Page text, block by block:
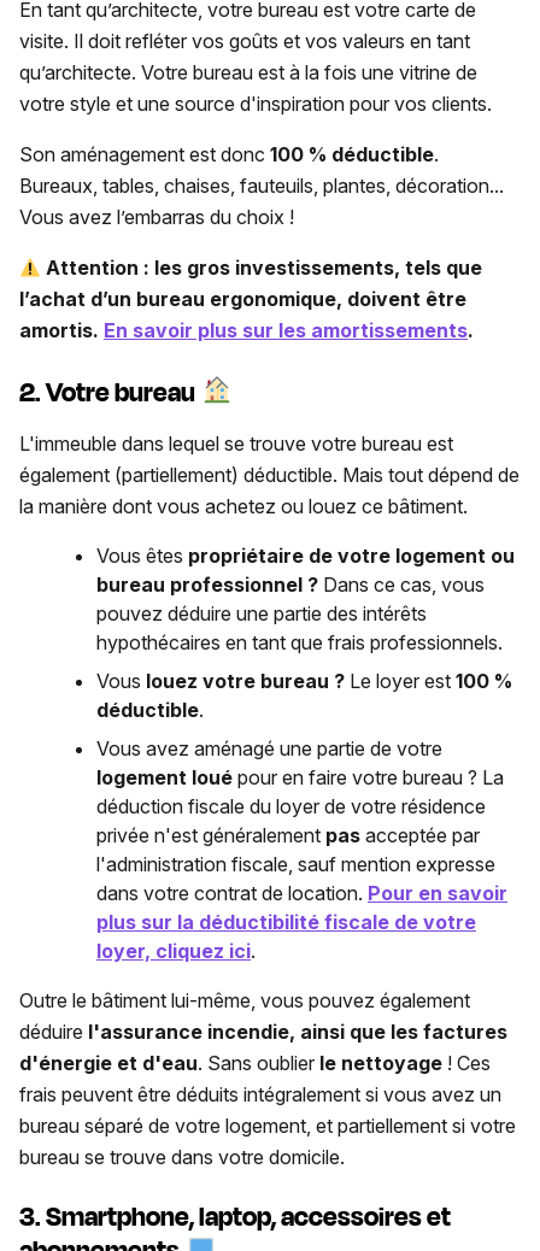
En tant qu’architecte, votre bureau est votre carte de
visite. Il doit refléter vos goûts et vos valeurs en tant
qu’architecte. Votre bureau est à la fois une vitrine de
votre style et une source d'inspiration pour vos clients.
Son aménagement est donc 100 % déductible.
Bureaux, tables, chaises, fauteuils, plantes, décoration...
Vous avez l’embarras du choix !
Attention : les gros investissements, tels que
l’achat d’un bureau ergonomique, doivent être
amortis. En savoir plus sur les amortissements.
2. Votre bureau
L'immeuble dans lequel se trouve votre bureau est
également (partiellement) déductible. Mais tout dépend de
la manière dont vous achetez ou louez ce bâtiment.
Vous êtes propriétaire de votre logement ou
bureau professionnel ? Dans ce cas, vous
pouvez déduire une partie des intérêts
hypothécaires en tant que frais professionnels.
Vous louez votre bureau ? Le loyer est 100 %
déductible.
Vous avez aménagé une partie de votre
logement loué pour en faire votre bureau ? La
déduction fiscale du loyer de votre résidence
privée n'est généralement pas acceptée par
l'administration fiscale, sauf mention expresse
dans votre contrat de location. Pour en savoir
plus sur la déductibilité fiscale de votre
loyer, cliquez ici.
Outre le bâtiment lui-même, vous pouvez également
déduire l'assurance incendie, ainsi que les factures
d'énergie et d'eau. Sans oublier le nettoyage ! Ces
frais peuvent être déduits intégralement si vous avez un
bureau séparé de votre logement, et partiellement si votre
bureau se trouve dans votre domicile.
3. Smartphone, laptop, accessoires et